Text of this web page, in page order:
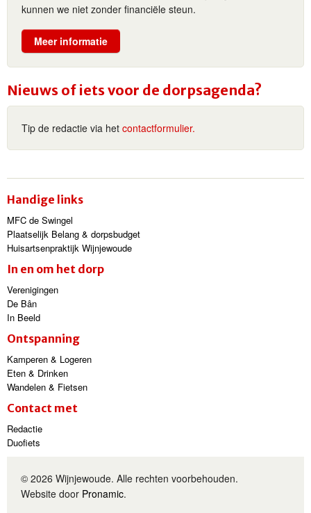
kunnen we niet zonder financiële steun.
Meer informatie
Nieuws of iets voor de dorpsagenda?
Tip de redactie via het contactformulier.
Handige links
MFC de Swingel
Plaatselijk Belang & dorpsbudget
Huisartsenpraktijk Wijnjewoude
In en om het dorp
Verenigingen
De Bân
In Beeld
Ontspanning
Kamperen & Logeren
Eten & Drinken
Wandelen & Fietsen
Contact met
Redactie
Duofiets
© 2026 Wijnjewoude. Alle rechten voorbehouden.
Website door Pronamic.